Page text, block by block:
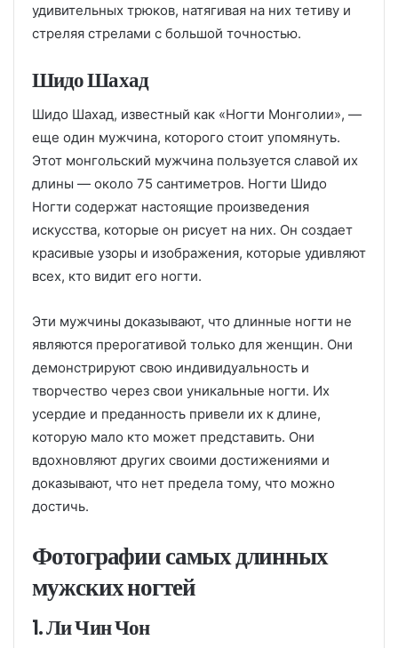
удивительных трюков, натягивая на них тетиву и
стреляя стрелами с большой точностью.
Шидо Шахад
Шидо Шахад, известный как «Ногти Монголии», —
еще один мужчина, которого стоит упомянуть.
Этот монгольский мужчина пользуется славой их
длины — около 75 сантиметров. Ногти Шидо
Ногти содержат настоящие произведения
искусства, которые он рисует на них. Он создает
красивые узоры и изображения, которые удивляют
всех, кто видит его ногти.
Эти мужчины доказывают, что длинные ногти не
являются прерогативой только для женщин. Они
демонстрируют свою индивидуальность и
творчество через свои уникальные ногти. Их
усердие и преданность привели их к длине,
которую мало кто может представить. Они
вдохновляют других своими достижениями и
доказывают, что нет предела тому, что можно
достичь.
Фотографии самых длинных
мужских ногтей
1. Ли Чин Чон